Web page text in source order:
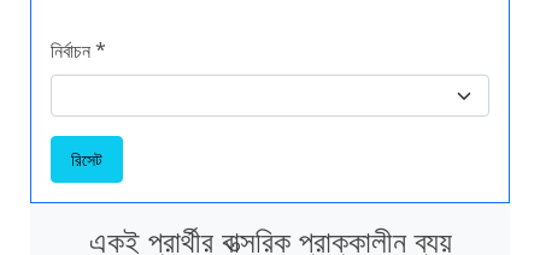
নির্বাচন *
রিসেট
একই প্রার্থীর বাত্সরিক প্রাক্কালীন ব্যয়